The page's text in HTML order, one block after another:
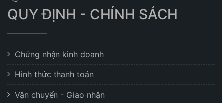
QUY ĐỊNH - CHÍNH SÁCH
Chứng nhận kinh doanh
Hình thức thanh toán
Vận chuyển - Giao nhận